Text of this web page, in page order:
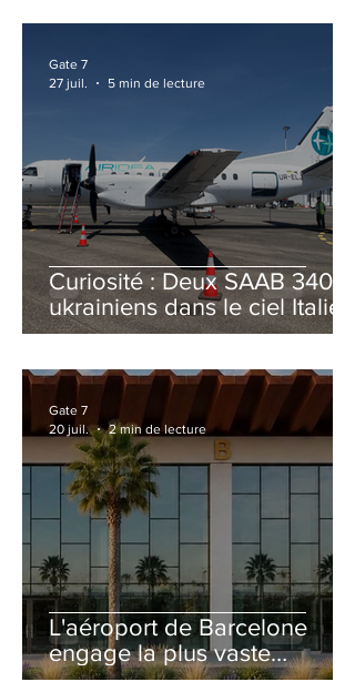
Curiosité : Deux SAAB 340B
ukrainiens dans le ciel Italien
cet été
Gate 7
27 juil.
5 min de lecture
L'aéroport de Barcelone
engage la plus vaste
rénovation de son Terminal
Gate 7
20 juil.
2 min de lecture